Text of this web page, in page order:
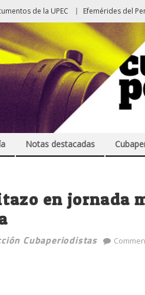
de la UPEC Efemérides del
Notas destacadas
en jornada
Cubaperiodistas